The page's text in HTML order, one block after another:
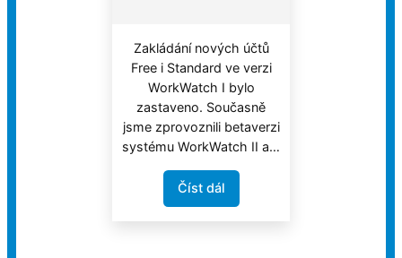
Zakládání nových účtů
Free i Standard ve verzi
WorkWatch I bylo
zastaveno. Současně
jsme zprovoznili betaverzi
systému WorkWatch II a…
Číst dál